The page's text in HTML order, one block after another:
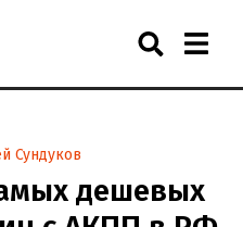
Сундуков
дешевых